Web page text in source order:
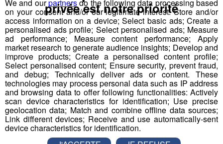
We and ourpartnersdo the following data processing based
on your consent and/or our legitimate interest: Store and/or
access information on a device; Select basic ads; Create a
personalised ads profile; Select personalised ads; Measure
ad performance; Measure content performance; Apply
market research to generate audience insights; Develop and
improve products; Create a personalised content profile;
Select personalised content; Ensure security, prevent fraud,
and debug; Technically deliver ads or content. These
technologies may process personal data such as IP address
and browsing data to offer following functionalities: Actively
scan device characteristics for identification; Use precise
geolocation data; Match and combine offline data sources;
Link different devices; Receive and use automatically-sent
device characteristics for identification.
privée est notre priorité